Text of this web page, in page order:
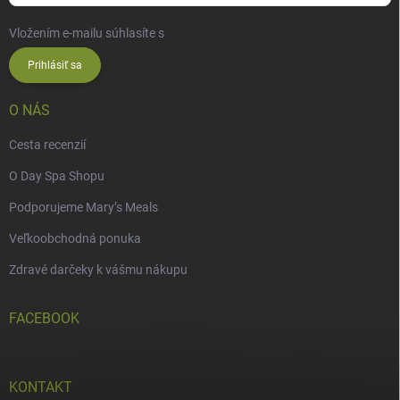
Vložením e-mailu súhlasíte s
Prihlásiť sa
O NÁS
Cesta recenzií
O Day Spa Shopu
Podporujeme Mary’s Meals
Veľkoobchodná ponuka
Zdravé darčeky k vášmu nákupu
FACEBOOK
KONTAKT